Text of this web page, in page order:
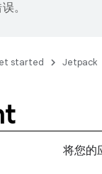
。
started Jetpack
将您的